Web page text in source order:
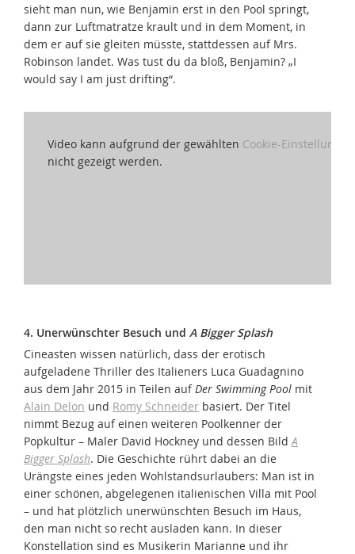
sieht man nun, wie Benjamin erst in den Pool springt,
dann zur Luftmatratze krault und in dem Moment, in
dem er auf sie gleiten müsste, stattdessen auf Mrs.
Robinson landet. Was tust du da bloß, Benjamin? „I
would say I am just drifting“.
Video kann aufgrund der gewählten Cookie-Einstellungen
nicht gezeigt werden.
4. Unerwünschter Besuch und A Bigger Splash
Cineasten wissen natürlich, dass der erotisch
aufgeladene Thriller des Italieners Luca Guadagnino
aus dem Jahr 2015 in Teilen aufDer Swimming Pool mit
Alain Delon und Romy Schneider basiert. Der Titel
nimmt Bezug auf einen weiteren Poolkenner der
Popkultur – Maler David Hockney und dessen BildA
Bigger Splash. Die Geschichte rührt dabei an die
Urängste eines jeden Wohlstandsurlaubers: Man ist in
einer schönen, abgelegenen italienischen Villa mit Pool
– und hat plötzlich unerwünschten Besuch im Haus,
den man nicht so recht ausladen kann. In dieser
Konstellation sind es Musikerin Marianne und ihr